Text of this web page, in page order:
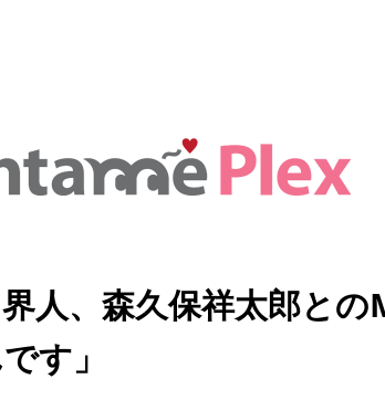
人、森久保祥太郎との
す」